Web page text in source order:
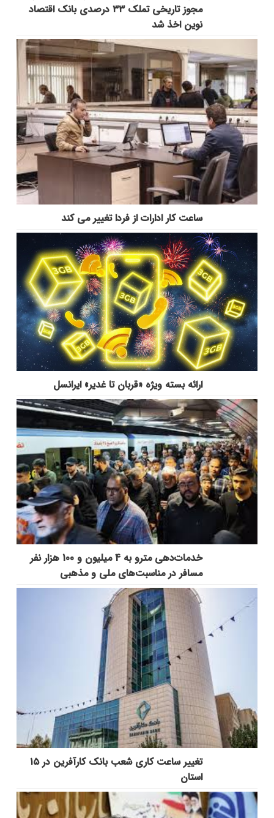
مجوز تاریخی تملک ۳۳ درصدی بانک اقتصاد
نوین اخذ شد
ساعت کار ادارات از فردا تغییر می کند
ارائه بسته ویژه «قربان تا غدیر» ایرانسل
خدمات‌دهي مترو به 4 ميليون و 100 هزار نفر
مسافر در مناسبت‌هاي ملي و مذهبي
تغییر ساعت کاری شعب بانک کارآفرین در ۱۵
استان